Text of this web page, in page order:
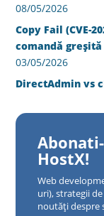
08/05/2026
Copy Fail (CVE-
comandă
03/05/2026
DirectAdmin vs
HostX!
Web
uri), strategii
noutăți despre